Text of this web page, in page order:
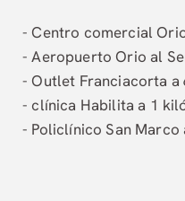
- Centro comercial
- Aeropuerto Orio al
- Outlet Franciacorta
- clínica Habilita a 1
- Policlínico San Marco